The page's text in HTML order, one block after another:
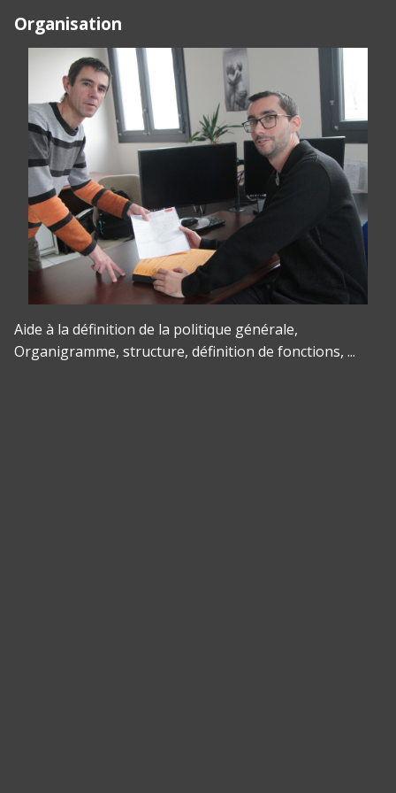
Organisation
Aide à la définition de la politique générale,
Organigramme, structure, définition de fonctions, ...